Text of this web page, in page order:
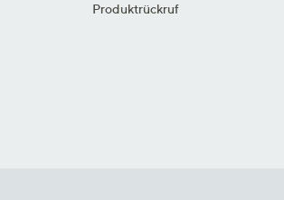
Produktrückruf